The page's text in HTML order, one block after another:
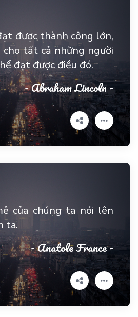
được thành công lớn,
cho tất cả những người
đạt được điều đó.
- Abraham Lincoln -
của chúng ta nói lên
ta.
- Anatole France -